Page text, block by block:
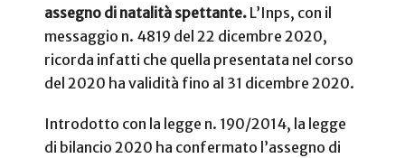
assegno di natalità spettante. L’Inps, con il
messaggio n. 4819 del 22 dicembre 2020,
ricorda infatti che quella presentata nel corso
del 2020 ha validità fino al 31 dicembre 2020.
Introdotto con la legge n. 190/2014, la legge
di bilancio 2020 ha confermato l’assegno di